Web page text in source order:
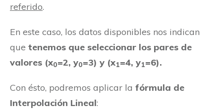
referido.
En este caso, los datos disponibles nos indican
que tenemos que seleccionar los pares de
valores (x0=2, y0=3) y (x1=4, y1=6).
Con ésto, podremos aplicar la fórmula de
Interpolación Lineal: